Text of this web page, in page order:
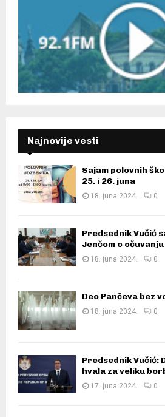
Najnovije vesti
Sajam polovnih
25. i 26. juna
18. juna 2024. 0
Predsednik Vučić
Jenčom o
18. juna 2024. 0
Deo Pančeva bez
18. juna 2024. 0
Predsednik Vučić:
hvala za veliku
17. juna 2024. 0